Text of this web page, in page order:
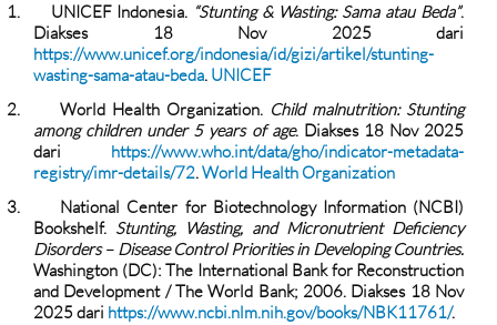
1.
UNICEF Indonesia. “Stunting & Wasting: Sama atau Beda”.
Diakses 18 Nov 2025 dari
https://www.unicef.org/indonesia/id/gizi/artikel/stunting-
wasting-sama-atau-beda. UNICEF
2.
World Health Organization. Child malnutrition: Stunting
among children under 5 years of age. Diakses 18 Nov 2025
dari https://www.who.int/data/gho/indicator-metadata-
registry/imr-details/72.World Health Organization
3.
National Center for Biotechnology Information (NCBI)
Bookshelf. Stunting, Wasting, and Micronutrient Deficiency
Disorders – Disease Control Priorities in Developing Countries.
Washington (DC): The International Bank for Reconstruction
and Development / The World Bank; 2006. Diakses 18 Nov
2025 dari https://www.ncbi.nlm.nih.gov/books/NBK11761/.